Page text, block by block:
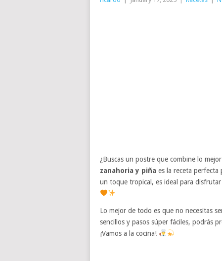
¿Buscas un postre que combine lo
zanahoria y piña es la receta perfecta
un toque tropical, es ideal para
Lo mejor de todo es que no necesitas
sencillos y pasos súper fáciles, podrás
¡Vamos a la cocina!